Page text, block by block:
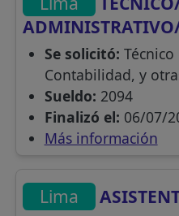
Se solicitó:
Contabilidad, y
Sueldo: 2094
Finalizó el: 06/07/
Más información
Lima